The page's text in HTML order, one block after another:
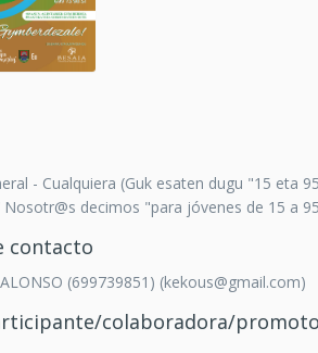
- Cualquiera (Guk esaten dugu "15 eta
decimos "para jóvenes de 15 a
contacto
ALONSO (699739851) (kekous@gmail.com)
colaboradora/